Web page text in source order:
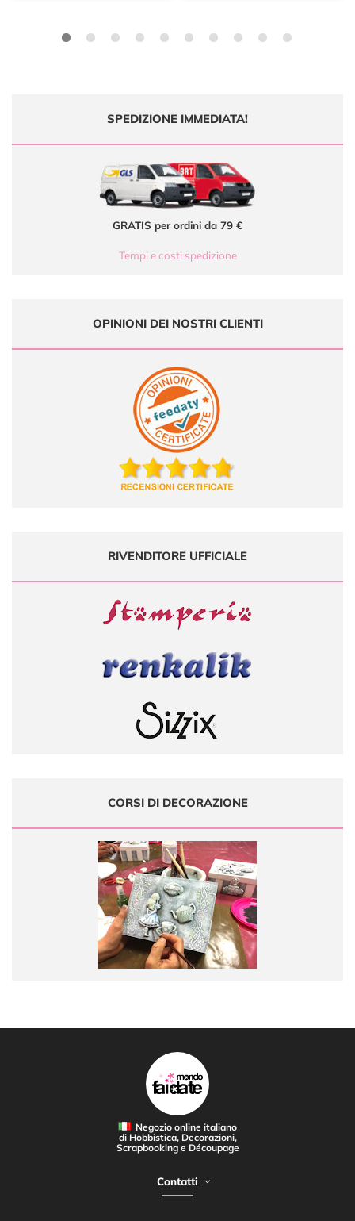
SPEDIZIONE IMMEDIATA!
GRATIS per ordini da 79 €
Tempi e costi spedizione
OPINIONI DEI NOSTRI CLIENTI
RIVENDITORE UFFICIALE
CORSI DI DECORAZIONE
Negozio online italiano
di Hobbistica, Decorazioni,
Scrapbooking e Découpage
Contatti